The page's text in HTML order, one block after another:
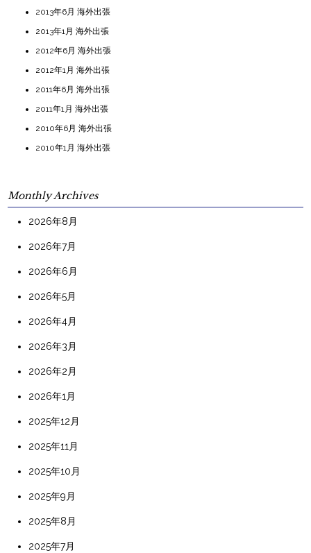
2013年6月 海外出張
2013年1月 海外出張
2012年6月 海外出張
2012年1月 海外出張
2011年6月 海外出張
2011年1月 海外出張
2010年6月 海外出張
2010年1月 海外出張
Monthly Archives
2026年8月
2026年7月
2026年6月
2026年5月
2026年4月
2026年3月
2026年2月
2026年1月
2025年12月
2025年11月
2025年10月
2025年9月
2025年8月
2025年7月